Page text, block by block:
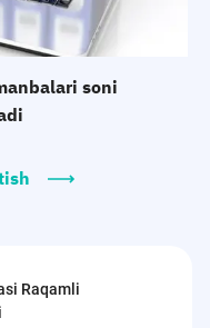
soni
Raqamli